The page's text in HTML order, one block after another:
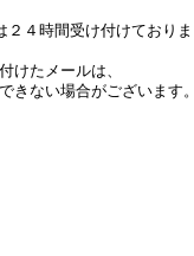
４時間受け付けておりま
けたメールは、
きない場合がございます。